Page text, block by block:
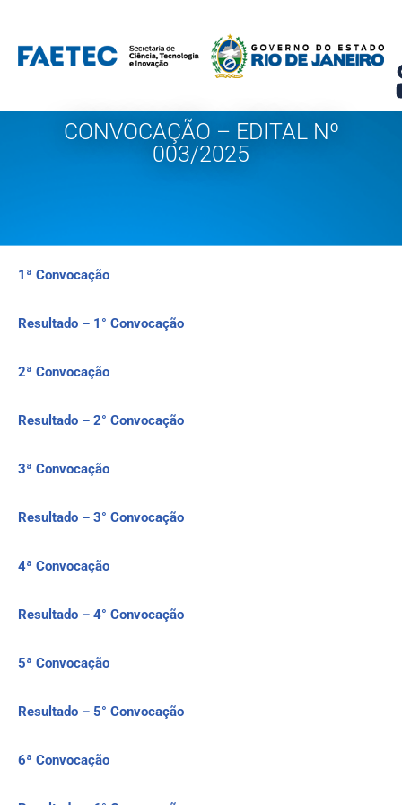
Pular
para
conteúdo
CONVOCAÇÃO – EDITAL Nº
003/2025
1ª Convocação
Resultado – 1° Convocação
2ª Convocação
Resultado – 2° Convocação
3ª Convocação
Resultado – 3° Convocação
4ª Convocação
Resultado – 4° Convocação
5ª Convocação
Resultado – 5° Convocação
6ª Convocação